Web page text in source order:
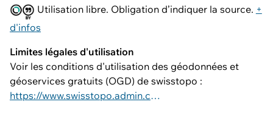
Utilisation libre. Obligation d’indiquer la source. +
d'infos
Limites légales d'utilisation
Voir les conditions d'utilisation des géodonnées et
géoservices gratuits (OGD) de swisstopo :
https://www.swisstopo.admin.ch/fr/conditions-utilisation-geodonnees-et-geoservices-gratuit